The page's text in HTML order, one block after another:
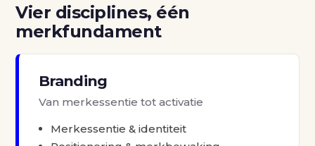
Vier disciplines, één
merkfundament
Branding
Van merkessentie tot activatie
Merkessentie & identiteit